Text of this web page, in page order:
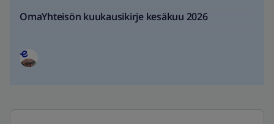
OmaYhteisön kuukausikirje kesäkuu 2026